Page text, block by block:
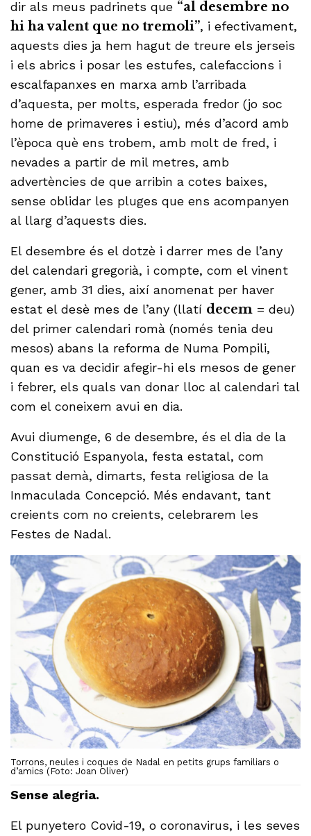
dir als meus padrinets que “al desembre no
hi ha valent que no tremoli”, i efectivament,
aquests dies ja hem hagut de treure els jerseis
i els abrics i posar les estufes, calefaccions i
escalfapanxes en marxa amb l’arribada
d’aquesta, per molts, esperada fredor (jo soc
home de primaveres i estiu), més d’acord amb
l’època què ens trobem, amb molt de fred, i
nevades a partir de mil metres, amb
advertències de que arribin a cotes baixes,
sense oblidar les pluges que ens acompanyen
al llarg d’aquests dies.
El desembre és el dotzè i darrer mes de l’any
del calendari gregorià, i compte, com el vinent
gener, amb 31 dies, així anomenat per haver
estat el desè mes de l’any (llatí decem = deu)
del primer calendari romà (només tenia deu
mesos) abans la reforma de Numa Pompili,
quan es va decidir afegir-hi els mesos de gener
i febrer, els quals van donar lloc al calendari tal
com el coneixem avui en dia.
Avui diumenge, 6 de desembre, és el dia de la
Constitució Espanyola, festa estatal, com
passat demà, dimarts, festa religiosa de la
Inmaculada Concepció. Més endavant, tant
creients com no creients, celebrarem les
Festes de Nadal.
Torrons, neules i coques de Nadal en petits grups familiars o
d’amics (Foto: Joan Oliver)
Sense alegria.
El punyetero Covid-19, o coronavirus, i les seves